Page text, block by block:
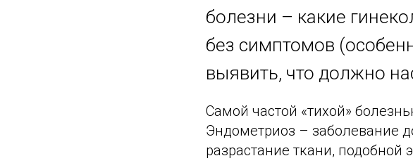
болезни – какие
без симптомов
выявить, что должно
Самой частой «тихой»
Эндометриоз – заболевание
разрастание ткани,